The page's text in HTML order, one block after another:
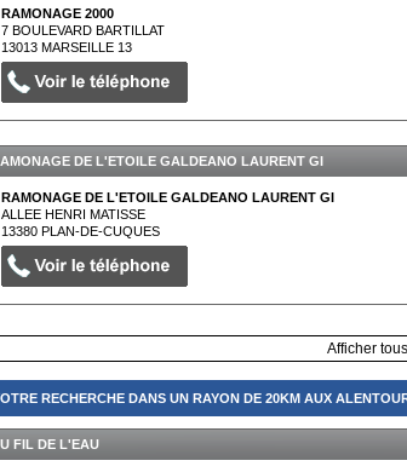
RAMONAGE 2000
7 BOULEVARD BARTILLAT
13013MARSEILLE 13
DE L'ETOILE GALDEANO LAURENT GI
RAMONAGE DE L'ETOILE GALDEANO LAURENT GI
ALLEE HENRI MATISSE
13380PLAN-DE-CUQUES
Afficher
RECHERCHE DANS UN RAYON DE 20KM AUX
FIL DE L'EAU